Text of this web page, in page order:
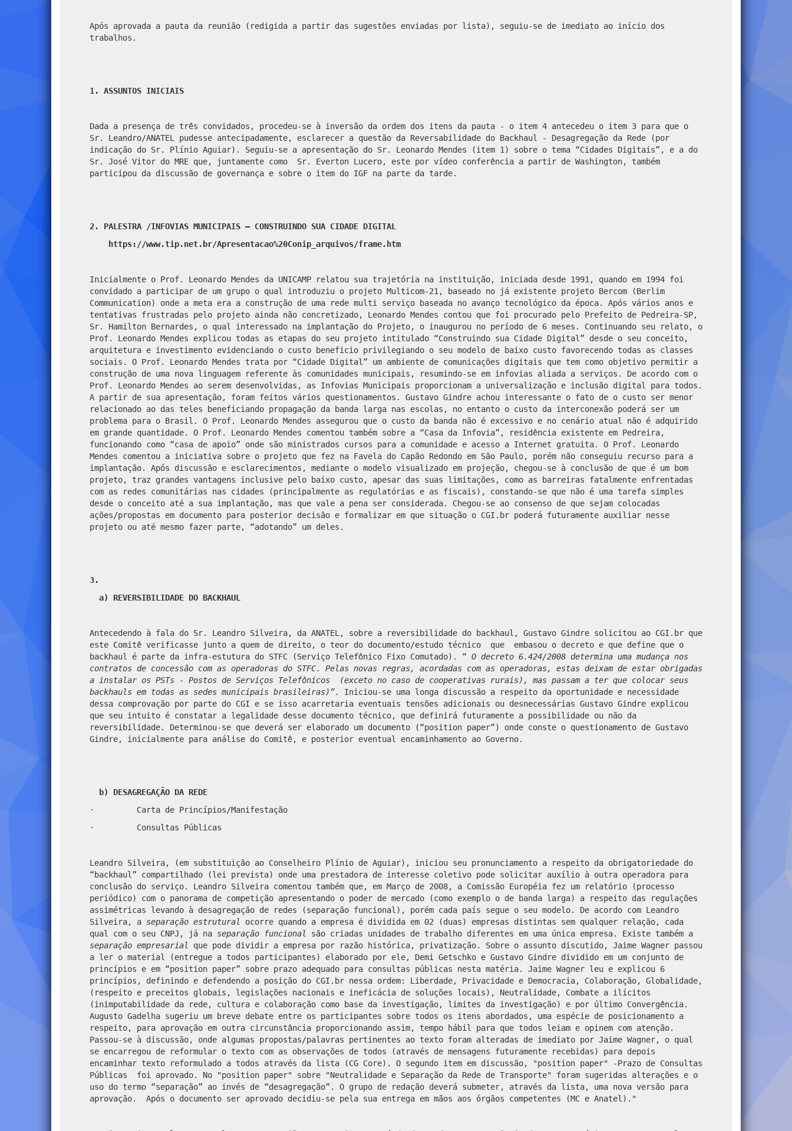
Após aprovada a pauta da reunião (redigida a partir das sugestões enviadas por lista), seguiu-se de imediato ao início dos
trabalhos.
1. ASSUNTOS INICIAIS
Dada a presença de três convidados, procedeu-se à inversão da ordem dos itens da pauta - o item 4 antecedeu o item 3 para que o
Sr. Leandro/ANATEL pudesse antecipadamente, esclarecer a questão da Reversabilidade do Backhaul - Desagregação da Rede (por
indicação do Sr. Plínio Aguiar). Seguiu-se a apresentação do Sr. Leonardo Mendes (item 1) sobre o tema “Cidades Digitais”, e a do
Sr. José Vitor do MRE que, juntamente como Sr. Everton Lucero, este por vídeo conferência a partir de Washington, também
participou da discussão de governança e sobre o item do IGF na parte da tarde.
2. PALESTRA /INFOVIAS MUNICIPAIS – CONSTRUINDO SUA CIDADE DIGITAL
https://www.tip.net.br/Apresentacao%20Conip_arquivos/frame.htm
Inicialmente o Prof. Leonardo Mendes da UNICAMP relatou sua trajetória na instituição, iniciada desde 1991, quando em 1994 foi
convidado a participar de um grupo o qual introduziu o projeto Multicom-21, baseado no já existente projeto Bercom (Berlim
Communication) onde a meta era a construção de uma rede multi serviço baseada no avanço tecnológico da época. Após vários anos e
tentativas frustradas pelo projeto ainda não concretizado, Leonardo Mendes contou que foi procurado pelo Prefeito de Pedreira-SP,
Sr. Hamilton Bernardes, o qual interessado na implantação do Projeto, o inaugurou no período de 6 meses. Continuando seu relato, o
Prof. Leonardo Mendes explicou todas as etapas do seu projeto intitulado “Construindo sua Cidade Digital” desde o seu conceito,
arquitetura e investimento evidenciando o custo beneficio privilegiando o seu modelo de baixo custo favorecendo todas as classes
sociais. O Prof. Leonardo Mendes trata por “Cidade Digital” um ambiente de comunicações digitais que tem como objetivo permitir a
construção de uma nova linguagem referente às comunidades municipais, resumindo-se em infovias aliada a serviços. De acordo com o
Prof. Leonardo Mendes ao serem desenvolvidas, as Infovias Municipais proporcionam a universalização e inclusão digital para todos.
A partir de sua apresentação, foram feitos vários questionamentos. Gustavo Gindre achou interessante o fato de o custo ser menor
relacionado ao das teles beneficiando propagação da banda larga nas escolas, no entanto o custo da interconexão poderá ser um
problema para o Brasil. O Prof. Leonardo Mendes assegurou que o custo da banda não é excessivo e no cenário atual não é adquirido
em grande quantidade. O Prof. Leonardo Mendes comentou também sobre a “Casa da Infovia”, residência existente em Pedreira,
funcionando como “casa de apoio” onde são ministrados cursos para a comunidade e acesso a Internet gratuita. O Prof. Leonardo
Mendes comentou a iniciativa sobre o projeto que fez na Favela do Capão Redondo em São Paulo, porém não conseguiu recurso para a
implantação. Após discussão e esclarecimentos, mediante o modelo visualizado em projeção, chegou-se à conclusão de que é um bom
projeto, traz grandes vantagens inclusive pelo baixo custo, apesar das suas limitações, como as barreiras fatalmente enfrentadas
com as redes comunitárias nas cidades (principalmente as regulatórias e as fiscais), constando-se que não é uma tarefa simples
desde o conceito até a sua implantação, mas que vale a pena ser considerada. Chegou-se ao consenso de que sejam colocadas
ações/propostas em documento para posterior decisão e formalizar em que situação o CGI.br poderá futuramente auxiliar nesse
projeto ou até mesmo fazer parte, “adotando” um deles.
3.
a) REVERSIBILIDADE DO BACKHAUL
Antecedendo à fala do Sr. Leandro Silveira, da ANATEL, sobre a reversibilidade do backhaul, Gustavo Gindre solicitou ao CGI.br que
este Comitê verificasse junto a quem de direito, o teor do documento/estudo técnico que embasou o decreto e que define que o
backhaul é parte da infra-estutura do STFC
(Serviço Telefônico Fixo Comutado). “ O decreto 6.424/2008 determina uma mudança nos
contratos de concessão com as operadoras do STFC. Pelas novas regras, acordadas com as operadoras, estas deixam de estar obrigadas
a instalar os PSTs - Postos de Serviços Telefônicos (exceto no caso de cooperativas rurais), mas passam a ter que colocar seus
backhauls em todas as sedes municipais brasileiras)”.
Iniciou-se uma longa discussão a respeito da oportunidade e necessidade
dessa comprovação por parte do CGI e se isso acarretaria eventuais tensões adicionais ou desnecessárias Gustavo Gindre explicou
que seu intuito é constatar a legalidade desse documento técnico, que definirá futuramente a possibilidade ou não da
reversibilidade. Determinou-se que deverá ser elaborado um documento (“position paper”) onde conste o questionamento de Gustavo
Gindre, inicialmente para análise do Comitê, e posterior eventual encaminhamento ao Governo.
b) DESAGREGAÇÃO DA REDE
·
Carta de Princípios/Manifestação
·
Consultas Públicas
Leandro Silveira, (em substituição ao Conselheiro Plínio de Aguiar), iniciou seu pronunciamento a respeito da obrigatoriedade do
“backhaul” compartilhado (lei prevista) onde uma prestadora de interesse coletivo pode solicitar auxílio à outra operadora para
conclusão do serviço. Leandro Silveira comentou também que, em Março de 2008, a Comissão Européia fez um relatório (processo
periódico) com o panorama de competição apresentando o poder de mercado (como exemplo o de banda larga) a respeito das regulações
assimétricas levando à desagregação de redes (separação funcional), porém cada país segue o seu modelo. De acordo com Leandro
Silveira, a separação estrutural
ocorre quando a empresa é dividida em 02 (duas) empresas distintas sem qualquer relação, cada
qual com o seu CNPJ, já na separação funcional
são criadas unidades de trabalho diferentes em uma única empresa. Existe também a
separação empresarial
que pode dividir a empresa por razão histórica, privatização. Sobre o assunto discutido, Jaime Wagner passou
a ler o material (entregue a todos participantes) elaborado por ele, Demi Getschko e Gustavo Gindre dividido em um conjunto de
princípios e em “position paper” sobre prazo adequado para consultas públicas nesta matéria. Jaime Wagner leu e explicou 6
princípios, definindo e defendendo a posição do CGI.br nessa ordem: Liberdade, Privacidade e Democracia, Colaboração, Globalidade,
(respeito e preceitos globais, legislações nacionais e ineficácia de soluções locais), Neutralidade, Combate a ilícitos
(inimputabilidade da rede, cultura e colaboração como base da investigação, limites da investigação) e por último Convergência.
Augusto Gadelha sugeriu um breve debate entre os participantes sobre todos os itens abordados, uma espécie de posicionamento a
respeito, para aprovação em outra circunstância proporcionando assim, tempo hábil para que todos leiam e opinem com atenção.
Passou-se à discussão, onde algumas propostas/palavras pertinentes ao texto foram alteradas de imediato por Jaime Wagner, o qual
se encarregou de reformular o texto com as observações de todos (através de mensagens futuramente recebidas) para depois
encaminhar texto reformulado a todos através da lista (CG Core). O segundo item em discussão,
"position paper" -Prazo de Consultas
Públicas foi aprovado. No "position paper" sobre "Neutralidade e Separação da Rede de Transporte" foram sugeridas alterações e o
uso do termo “separação” ao invés de “desagregação”. O grupo de redação deverá submeter, através da lista, uma nova versão para
aprovação. Após o documento ser aprovado decidiu-se pela sua entrega em mãos aos órgãos competentes (MC e Anatel)."